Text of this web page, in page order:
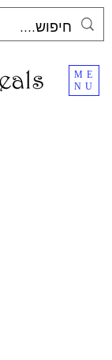
ME
NU